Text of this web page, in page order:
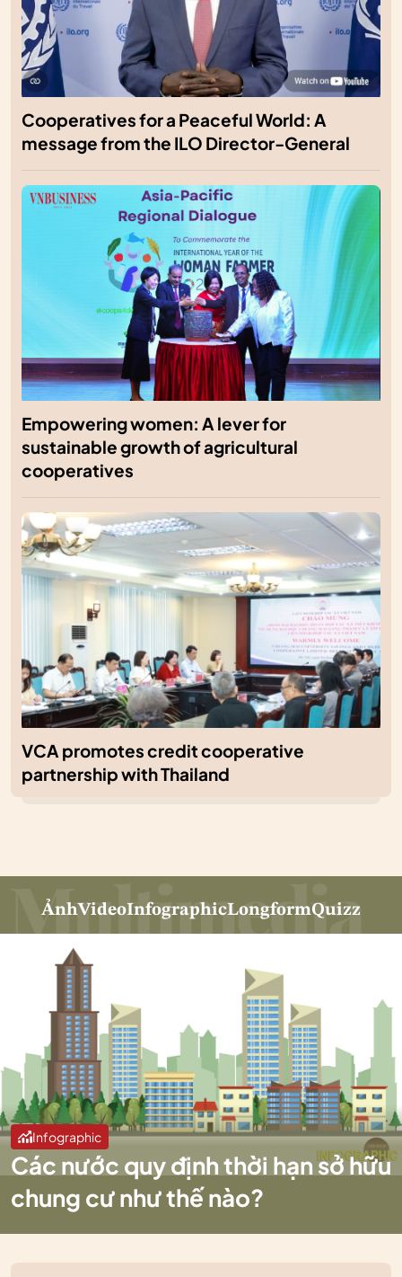
Cooperatives for a Peaceful World: A
message from the ILO Director-General
Empowering women: A lever for
sustainable growth of agricultural
cooperatives
VCA promotes credit cooperative
partnership with Thailand
ẢnhVideoInfographicLongformQuizz
Infographic
Các nước quy định thời hạn sở hữu
chung cư như thế nào?